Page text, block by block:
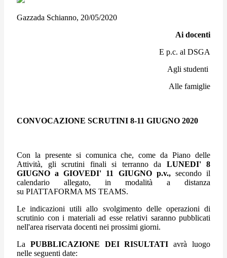
Gazzada Schianno, 20/05/2020
Ai docenti
E p.c. al DSGA
Agli studenti
Alle famiglie
CONVOCAZIONE SCRUTINI 8-11 GIUGNO 2020
Con la presente si comunica che, come da Piano delle
Attività, gli scrutini finali si terranno da LUNEDI' 8
GIUGNO a GIOVEDI' 11 GIUGNO p.v.,secondo il
calendario allegato, in modalità a distanza
su PIATTAFORMA MS TEAMS.
Le indicazioni utili allo svolgimento delle operazioni di
scrutinio con i materiali ad esse relativi saranno pubblicati
nell'area riservata docenti nei prossimi giorni.
La PUBBLICAZIONE DEI RISULTATI avrà luogo
nelle seguenti date: